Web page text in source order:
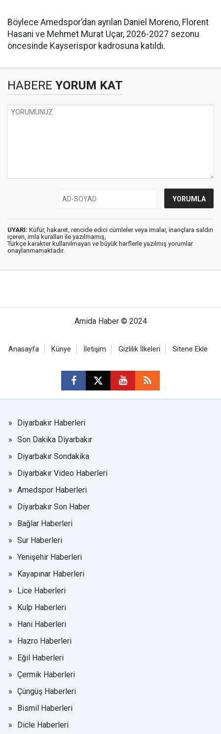
Böylece Amedspor’dan ayrılan Daniel Moreno, Florent
Hasani ve Mehmet Murat Uçar, 2026-2027 sezonu
öncesinde Kayserispor kadrosuna katıldı.
HABERE YORUM KAT
UYARI: Küfür, hakaret, rencide edici cümleler veya imalar, inançlara saldırı
içeren, imla kuralları ile yazılmamış,
Türkçe karakter kullanılmayan ve büyük harflerle yazılmış yorumlar
onaylanmamaktadır.
Amida Haber © 2024
Anasayfa Künye İletişim Gizlilik İlkeleri Sitene Ekle
Diyarbakır Haberleri
Son Dakika Diyarbakır
Diyarbakır Sondakika
Diyarbakır Video Haberleri
Amedspor Haberleri
Diyarbakır Son Haber
Bağlar Haberleri
Sur Haberleri
Yenişehir Haberleri
Kayapınar Haberleri
Lice Haberleri
Kulp Haberleri
Hani Haberleri
Hazro Haberleri
Eğil Haberleri
Çermik Haberleri
Çüngüş Haberleri
Bismil Haberleri
Dicle Haberleri